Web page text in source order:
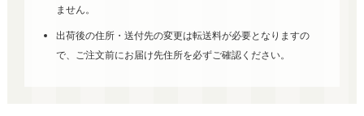
ません。
出荷後の住所・送付先の変更は転送料が必要となりますの
で、ご注文前にお届け先住所を必ずご確認ください。